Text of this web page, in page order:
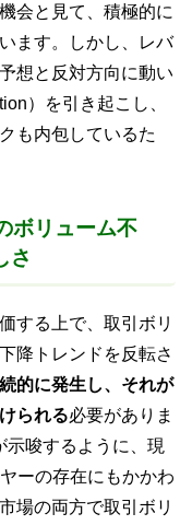
会と見て、積極的に
ます。しかし、レバ
想と反対方向に動い
）を引き起こし、
も内包しているた
ボリューム不
さ
する上で、取引ボリ
降トレンドを反転さ
的に発生し、それが
られる必要がありま
唆するように、現
ーの存在にもかかわ
場の両方で取引ボリ